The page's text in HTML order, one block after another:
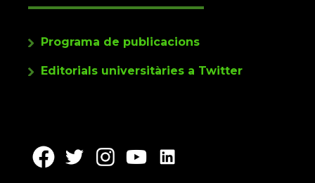
Programa de publicacions
Editorials universitàries a Twitter